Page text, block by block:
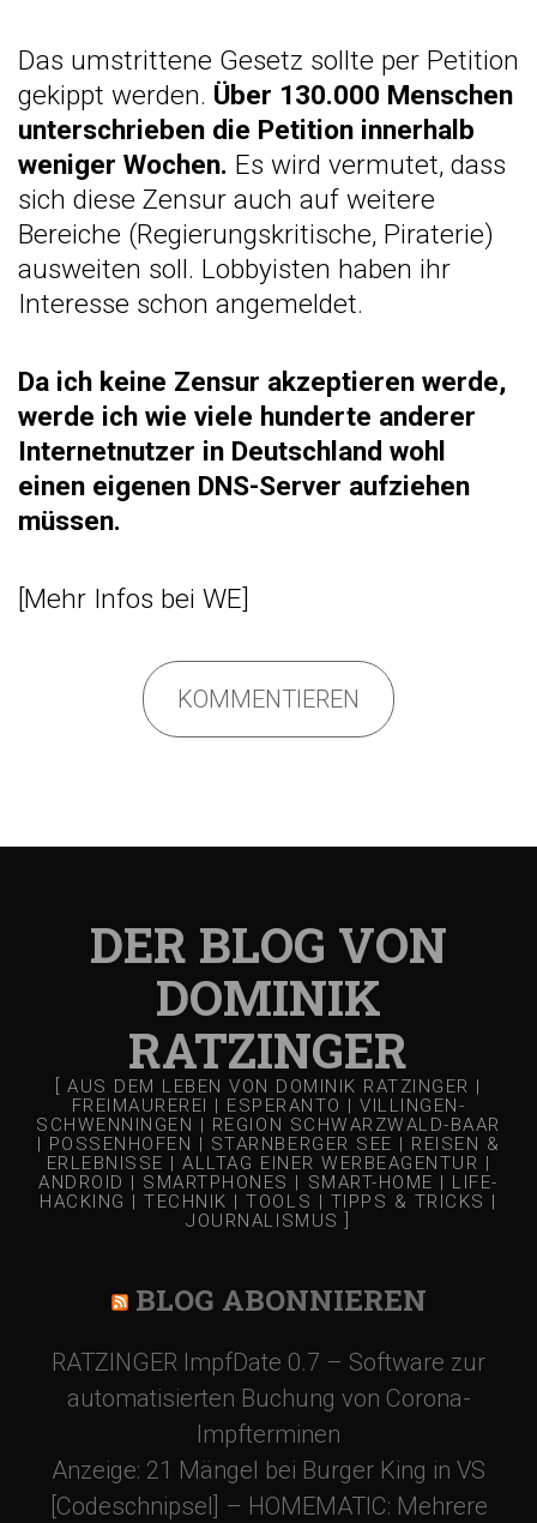
Das umstrittene Gesetz sollte per Petition
gekippt werden. Über 130.000 Menschen
unterschrieben die Petition innerhalb
weniger Wochen. Es wird vermutet, dass
sich diese Zensur auch auf weitere
Bereiche (Regierungskritische, Piraterie)
ausweiten soll. Lobbyisten haben ihr
Interesse schon angemeldet.
Da ich keine Zensur akzeptieren werde,
werde ich wie viele hunderte anderer
Internetnutzer in Deutschland wohl
einen eigenen DNS-Server aufziehen
müssen.
[Mehr Infos bei WE]
KOMMENTIEREN
DER BLOG VON
DOMINIK
RATZINGER
[ AUS DEM LEBEN VON DOMINIK RATZINGER |
FREIMAUREREI | ESPERANTO | VILLINGEN-
SCHWENNINGEN | REGION SCHWARZWALD-BAAR
| POSSENHOFEN | STARNBERGER SEE | REISEN &
ERLEBNISSE | ALLTAG EINER WERBEAGENTUR |
ANDROID | SMARTPHONES | SMART-HOME | LIFE-
HACKING | TECHNIK | TOOLS | TIPPS & TRICKS |
JOURNALISMUS ]
BLOG ABONNIEREN
RATZINGER ImpfDate 0.7 – Software zur
automatisierten Buchung von Corona-
Impfterminen
Anzeige: 21 Mängel bei Burger King in VS
[Codeschnipsel] – HOMEMATIC: Mehrere